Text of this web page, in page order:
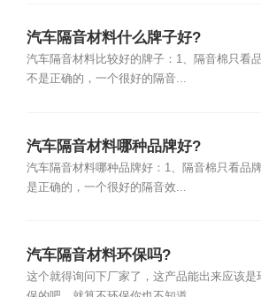
汽车隔音材料什么牌子好?
汽车隔音材料比较好的牌子：1、隔音棉只看
不是正确的，一个很好的隔音...
汽车隔音材料哪种品牌好?
汽车隔音材料哪种品牌好：1、隔音棉只看品
是正确的，一个很好的隔音效...
汽车隔音材料环保吗?
这个就得询问下厂家了，这产品能出来应该是